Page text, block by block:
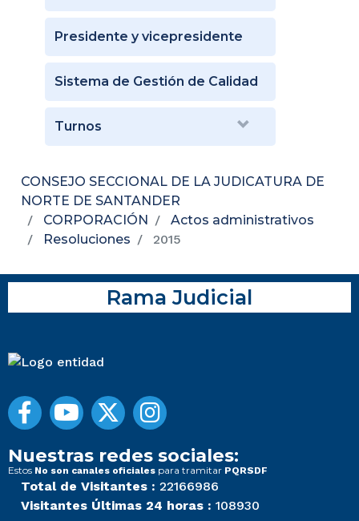
Presidente y vicepresidente
Sistema de Gestión de Calidad
Turnos
CONSEJO SECCIONAL DE LA JUDICATURA DE
NORTE DE SANTANDER
CORPORACIÓN
Actos administrativos
Resoluciones
2015
Rama Judicial
Nuestras redes sociales:
Estos No son canales oficiales para tramitar PQRSDF
Total de Visitantes : 22166986
Visitantes Últimas 24 horas : 108930